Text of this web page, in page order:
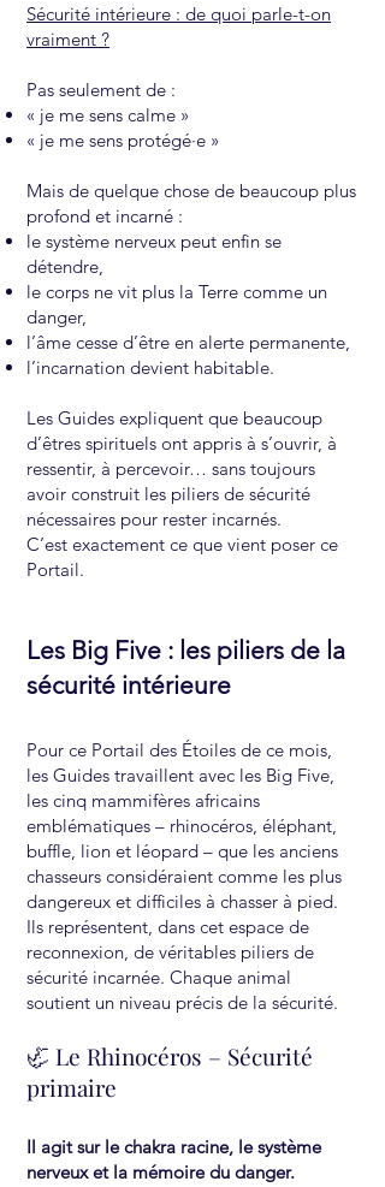
Sécurité intérieure : de quoi parle-t-on
vraiment ?
Pas seulement de :
« je me sens calme »
« je me sens protégé·e »
Mais de quelque chose de beaucoup plus
profond et incarné :
le système nerveux peut enfin se
détendre,
le corps ne vit plus la Terre comme un
danger,
l’âme cesse d’être en alerte permanente,
l’incarnation devient habitable.
Les Guides expliquent que beaucoup
d’êtres spirituels ont appris à s’ouvrir, à
ressentir, à percevoir… sans toujours
avoir construit les piliers de sécurité
nécessaires pour rester incarnés.
C’est exactement ce que vient poser ce
Portail.
Les Big Five : les piliers de la
sécurité intérieure
Pour ce Portail des Étoiles de ce mois,
les Guides travaillent avec les Big Five,
les cinq mammifères africains
emblématiques – rhinocéros, éléphant,
buffle, lion et léopard – que les anciens
chasseurs considéraient comme les plus
dangereux et difficiles à chasser à pied.
Ils représentent, dans cet espace de
reconnexion, de véritables piliers de
sécurité incarnée. Chaque animal
soutient un niveau précis de la sécurité.
🦏 Le Rhinocéros – Sécurité
primaire
Il agit sur le chakra racine, le système
nerveux et la mémoire du danger.